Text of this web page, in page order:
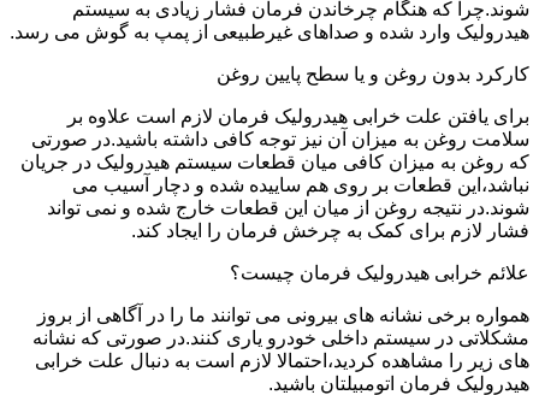
شوند.چرا که هنگام چرخاندن فرمان فشار زیادی به سیستم
هیدرولیک وارد شده و صداهای غیرطبیعی از پمپ به گوش می رسد.
کارکرد بدون روغن و یا سطح پایین روغن
برای یافتن علت خرابی هیدرولیک فرمان لازم است علاوه بر
سلامت روغن به میزان آن نیز توجه کافی داشته باشید.در صورتی
که روغن به میزان کافی میان قطعات سیستم هیدرولیک در جریان
نباشد،این قطعات بر روی هم ساییده شده و دچار آسیب می
شوند.در نتیجه روغن از میان این قطعات خارج شده و نمی تواند
فشار لازم برای کمک به چرخش فرمان را ایجاد کند.
علائم خرابی هیدرولیک فرمان چیست؟
همواره برخی نشانه های بیرونی می توانند ما را در آگاهی از بروز
مشکلاتی در سیستم داخلی خودرو یاری کنند.در صورتی که نشانه
های زیر را مشاهده کردید،احتمالا لازم است به دنبال علت خرابی
هیدرولیک فرمان اتومبیلتان باشید.